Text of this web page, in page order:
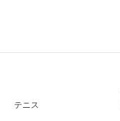
テニス